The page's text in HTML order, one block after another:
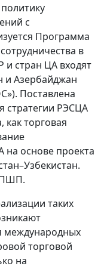
с
Программа
в
стран ЦА входят
и Азербайджан
Поставлена
стратегии РЭСЦА
как торговая
на основе проекта
таких
международных
торговой
на